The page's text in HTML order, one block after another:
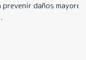
daños mayores.